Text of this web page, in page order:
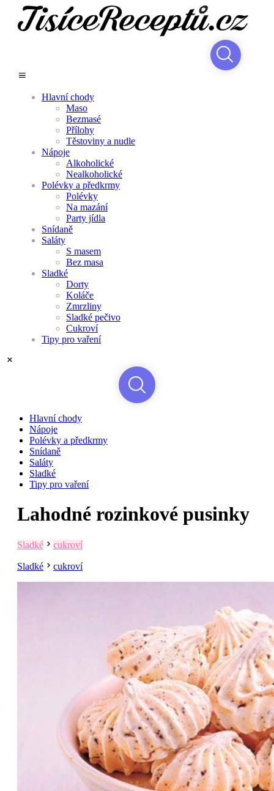
Hlavní chody
Maso
Bezmasé
Přílohy
Těstoviny a nudle
Nápoje
Alkoholické
Nealkoholické
Polévky a předkrmy
Polévky
Na mazání
Party jídla
Snídaně
Saláty
S masem
Bez masa
Sladké
Dorty
Koláče
Zmrzliny
Sladké pečivo
Cukroví
Tipy pro vaření
Hlavní chody
Nápoje
Polévky a předkrmy
Snídaně
Saláty
Sladké
Tipy pro vaření
Lahodné rozinkové pusinky
Sladké cukroví
Sladké cukroví